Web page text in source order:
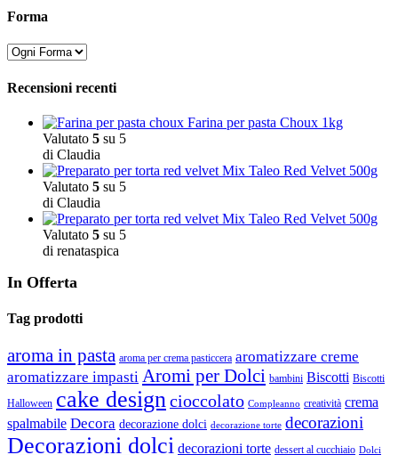
Forma
Recensioni recenti
Farina per pasta Choux 1kg
Valutato 5 su 5
di Claudia
Mix Taleo Red Velvet 500g
Valutato 5 su 5
di Claudia
Mix Taleo Red Velvet 500g
Valutato 5 su 5
di renataspica
In Offerta
Tag prodotti
aroma in pasta aroma per crema pasticcera aromatizzare creme
aromatizzare impasti Aromi per Dolci bambini Biscotti Biscotti
Halloween cake designcioccolato Compleanno creatività crema
spalmabile Decora decorazione dolci decorazione torte decorazioni
Decorazioni dolci decorazioni torte dessert al cucchiaio Dolci